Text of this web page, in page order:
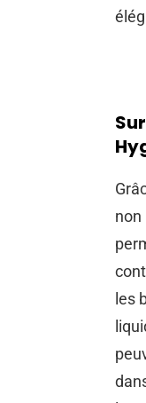
non
les